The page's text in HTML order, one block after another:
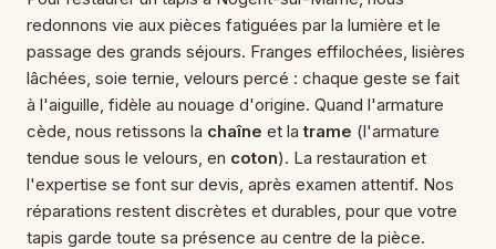
redonnons vie aux pièces fatiguées par la lumière et le
passage des grands séjours. Franges effilochées, lisières
lâchées, soie ternie, velours percé : chaque geste se fait
à l'aiguille, fidèle au nouage d'origine. Quand l'armature
cède, nous retissons la chaîne et latrame (l'armature
tendue sous le velours, en coton). La restauration et
l'expertise se font sur devis, après examen attentif. Nos
réparations restent discrètes et durables, pour que votre
tapis garde toute sa présence au centre de la pièce.